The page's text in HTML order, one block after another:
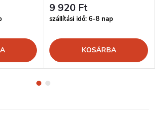
9 920 Ft
szállítási idő: 6-8 nap
KOSÁRBA